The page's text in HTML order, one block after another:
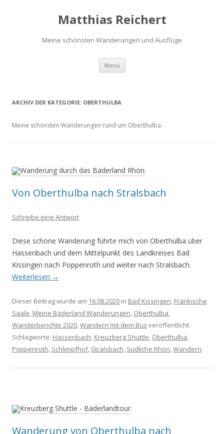
Matthias Reichert
Meine schönsten Wanderungen und Ausflüge
Menü Zum
springen
ARCHIV DER KATEGORIE: OBERTHULBA
Meine schönsten Wanderungen rund um Oberthulba.
Von Oberthulba nach Stralsbach
Schreibe eine Antwort
Diese schöne Wanderung führte mich von Oberthulba über
Hassenbach und dem Mittelpunkt des Landkreises Bad
Kissingen nach Poppenroth und weiter nach Stralsbach.
Weiterlesen →
Dieser Beitrag wurde am 16.08.2020 in Bad Kissingen, Fränkische
Saale, Meine Bäderland Wanderungen, Oberthulba,
Wanderberichte 2020,Wandern mit dem Bus veröffentlicht.
Schlagworte: Hassenbach, Kreuzberg Shuttle, Oberthulba,
Poppenroth, Schlimpfhof, Stralsbach, Südliche Rhön,Wandern.
Wanderung von Oberthulba nach